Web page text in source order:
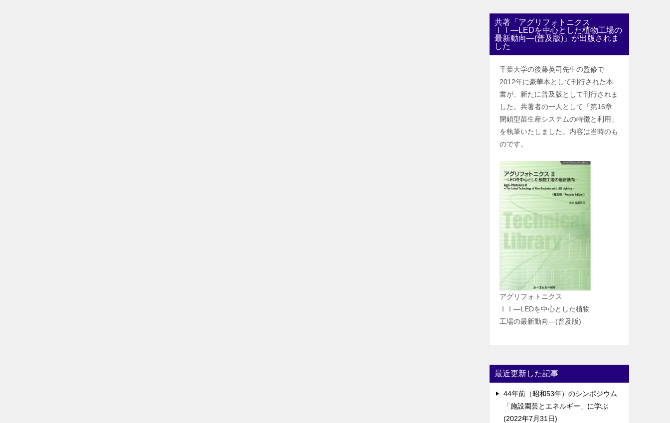
共著「アグリフォトニクス
ⅠⅠ―LEDを中心とした植物工場の
最新動向―(普及版)」が出版されま
した
千葉大学の後藤英司先生の監修で
2012年に豪華本として刊行された本
書が、新たに普及版として刊行されま
した。共著者の一人として「第16章
閉鎖型苗生産システムの特徴と利用」
を執筆いたしました。内容は当時のも
のです。
アグリフォトニクス
ⅠⅠ―LEDを中心とした植物
工場の最新動向―(普及版)
最近更新した記事
44年前（昭和53年）のシンポジウム
「施設園芸とエネルギー」に学ぶ
2022年7月31日